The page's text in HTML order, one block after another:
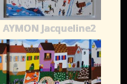
AYMON Jacqueline2